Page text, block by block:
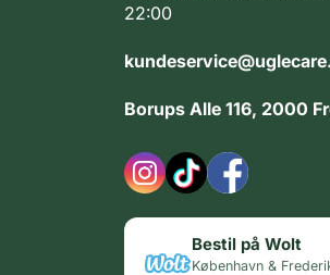
22:00
Borups Alle 116, 2000
Bestil på Wolt
København &